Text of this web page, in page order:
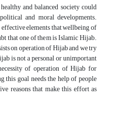
and balanced society could
and moral developments.
elements that wellbeing of
that one of them is Islamic Hijab.
on operation of Hijab and we try
is not a personal or unimportant
of operation of Hijab for
this goal needs the help of people
reasons that make this effort as